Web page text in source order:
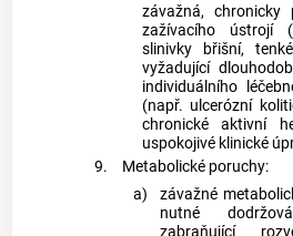
závažná, chronicky
zažívacího ústrojí
slinivky břišní,
vyžadující
individuálního
(např. ulcerózní
chronické aktivní
uspokojivé klinické
9.
Metabolické poruchy:
a)
závažné
nutné
zabraňující